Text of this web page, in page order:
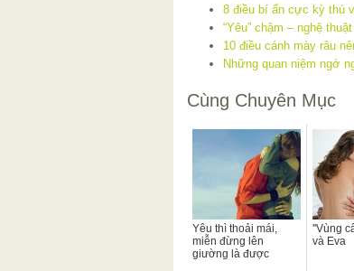
8 điều bí ẩn cực kỳ thú
“Yêu” chậm – nghệ
10 điều cánh mày râu
Những quan niệm ngớ
Cùng Chuyên Mục
Yêu thì thoải mái,
miễn đừng lên
giường là được
''Vùng
và Eva